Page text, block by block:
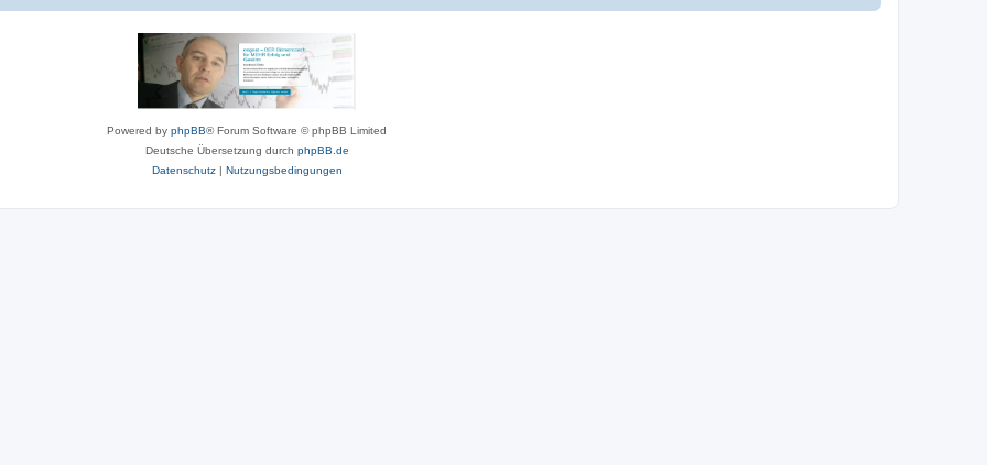
Powered by phpBB® Forum Software © phpBB Limited
Deutsche Übersetzung durch phpBB.de
Datenschutz| Nutzungsbedingungen